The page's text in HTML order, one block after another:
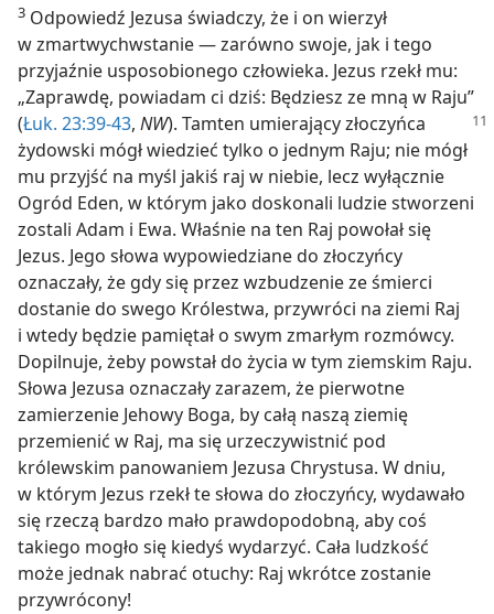
3 Odpowiedź Jezusa świadczy, że i on wierzył
w zmartwychwstanie — zarówno swoje, jak i tego
przyjaźnie usposobionego człowieka. Jezus rzekł mu:
„Zaprawdę, powiadam ci dziś: Będziesz ze mną w Raju”
(Łuk. 23:39-43, NW). Tamten umierający złoczyńca
żydowski mógł wiedzieć tylko o jednym Raju; nie mógł
mu przyjść na myśl jakiś raj w niebie, lecz wyłącznie
Ogród Eden, w którym jako doskonali ludzie stworzeni
zostali Adam i Ewa. Właśnie na ten Raj powołał się
Jezus. Jego słowa wypowiedziane do złoczyńcy
oznaczały, że gdy się przez wzbudzenie ze śmierci
dostanie do swego Królestwa, przywróci na ziemi Raj
i wtedy będzie pamiętał o swym zmarłym rozmówcy.
Dopilnuje, żeby powstał do życia w tym ziemskim Raju.
Słowa Jezusa oznaczały zarazem, że pierwotne
zamierzenie Jehowy Boga, by całą naszą ziemię
przemienić w Raj, ma się urzeczywistnić pod
królewskim panowaniem Jezusa Chrystusa. W dniu,
w którym Jezus rzekł te słowa do złoczyńcy, wydawało
się rzeczą bardzo mało prawdopodobną, aby coś
takiego mogło się kiedyś wydarzyć. Cała ludzkość
może jednak nabrać otuchy: Raj wkrótce zostanie
przywrócony!